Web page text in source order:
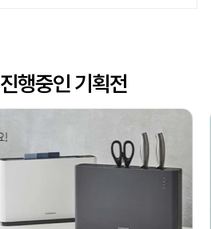
진행중인 기획전